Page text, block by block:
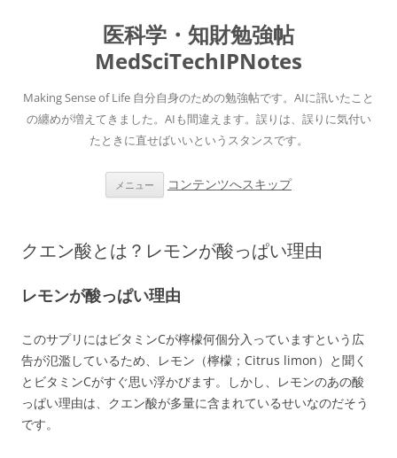
医科学・知財勉強帖
MedSciTechIPNotes
Making Sense of Life 自分自身のための勉強帖です。AIに訊いたこと
の纏めが増えてきました。AIも間違えます。誤りは、誤りに気付い
たときに直せばいいというスタンスです。
メニュー コンテンツへスキップ
クエン酸とは？レモンが酸っぱい理由
レモンが酸っぱい理由
このサプリにはビタミンCが檸檬何個分入っていますという広
告が氾濫しているため、レモン（檸檬；Citrus limon）と聞く
とビタミンCがすぐ思い浮かびます。しかし、レモンのあの酸
っぱい理由は、クエン酸が多量に含まれているせいなのだそう
です。